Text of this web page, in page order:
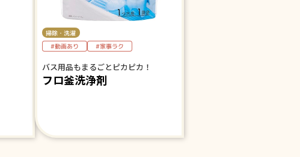
掃除・洗濯
#動画あり #家事ラク
バス用品もまるごとピカピカ！
フロ釜洗浄剤